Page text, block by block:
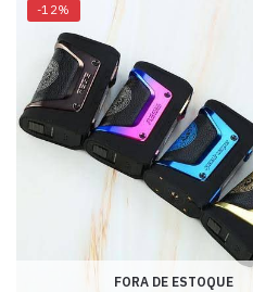
-12%
FORA DE ESTOQUE